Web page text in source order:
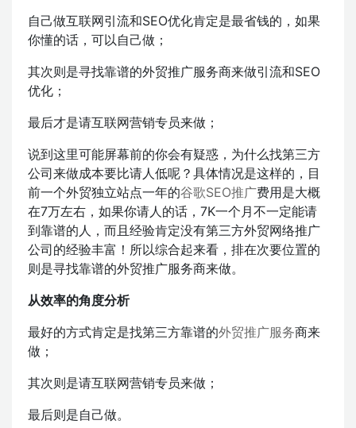
自己做互联网引流和SEO优化肯定是最省钱的，如果
你懂的话，可以自己做；
其次则是寻找靠谱的外贸推广服务商来做引流和SEO
优化；
最后才是请互联网营销专员来做；
说到这里可能屏幕前的你会有疑惑，为什么找第三方
公司来做成本要比请人低呢？具体情况是这样的，目
前一个外贸独立站点一年的谷歌SEO推广费用是大概
在7万左右，如果你请人的话，7K一个月不一定能请
到靠谱的人，而且经验肯定没有第三方外贸网络推广
公司的经验丰富！所以综合起来看，排在次要位置的
则是寻找靠谱的外贸推广服务商来做。
从效率的角度分析
最好的方式肯定是找第三方靠谱的外贸推广服务商来
做；
其次则是请互联网营销专员来做；
最后则是自己做。